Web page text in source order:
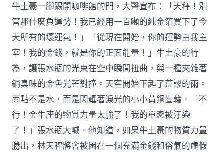
牛土豪一腳踢開咖啡館的門，大聲宣布：「天秤！別
管那什麼負運勢！我已經用一百噸的純金箔買下了今
天所有的壞運氣！」「從現在開始，你的運勢由我主
宰！我的金錢，就是你的正面能量！」牛土豪的行
為，讓張水瓶的光束在空中瞬間扭曲，與一種夾雜著
銅臭味的金色光芒對撞。天空開始下起了荒謬的雨。
雨點不是水，而是閃耀著淚光的小小黃銅齒輪。「不
行！金牛座的物質力量太強了！我的單戀被汙染
了！」張水瓶大喊。他知道，如果牛土豪的物質力量
勝出，林天秤將會被困在一個充滿金錢和俗氣的虛假